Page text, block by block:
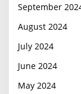
September
August 2024
July 2024
June 2024
May 2024